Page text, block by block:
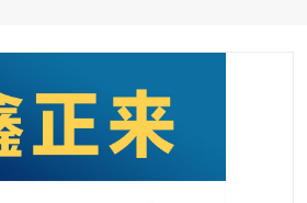
生产
线
航空杯